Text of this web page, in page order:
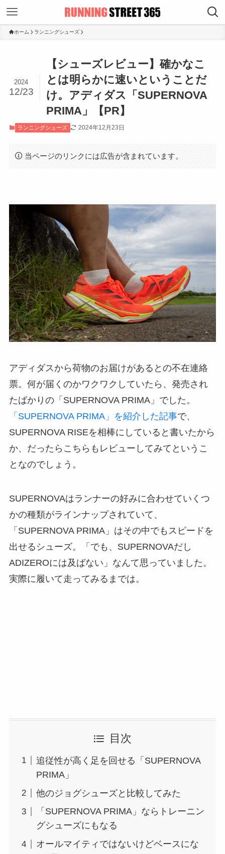
ホーム ランニングシューズ
【シューズレビュー】確かなこ
とは明らかに速いということだ
け。アディダス「SUPERNOVA
PRIMA」【PR】
2024
12/23
ランニングシューズ 2024年12月23日
当ページのリンクには広告が含まれています。
アディダスから荷物のお届けがあるとの不在連絡
票。何が届くのかワクワクしていたら、発売され
たばかりの「SUPERNOVA PRIMA」でした。
「SUPERNOVA PRIMA」を紹介した記事で、
SUPERNOVA RISEを相棒にしていると書いたから
か、だったらこちらもレビューしてみてというこ
となのでしょう。
SUPERNOVAはランナーの好みに合わせていくつ
かの種類がラインナップされていて、
「SUPERNOVA PRIMA」はその中でもスピードを
出せるシューズ。「でも、SUPERNOVAだし
ADIZEROには及ばない」なんて思っていました。
実際に履いて走ってみるまでは。
目次
追従性が高く足を回せる「SUPERNOVA
PRIMA」
他のジョグシューズと比較してみた
「SUPERNOVA PRIMA」ならトレーニン
グシューズにもなる
オールマイティではないけどベースにな